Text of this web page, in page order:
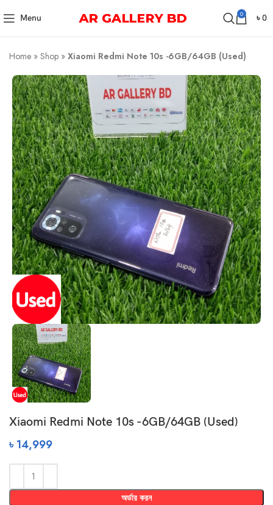
Menu 0 ৳0
Home » Shop » Xiaomi Redmi Note 10s -6GB/64GB (Used)
Xiaomi Redmi Note 10s -6GB/64GB (Used)
৳ 14,999
অর্ডার করন